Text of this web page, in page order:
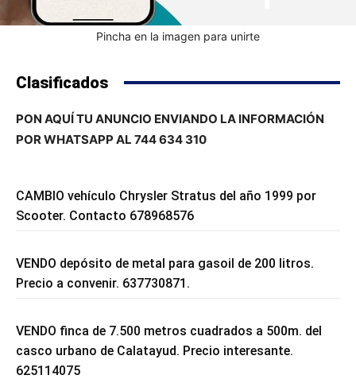
Pincha en la imagen para unirte
Clasificados
PON AQUÍ TU ANUNCIO ENVIANDO LA INFORMACIÓN
POR WHATSAPP AL 744 634 310
CAMBIO vehículo Chrysler Stratus del año 1999 por
Scooter. Contacto 678968576
VENDO depósito de metal para gasoil de 200 litros.
Precio a convenir. 637730871.
VENDO finca de 7.500 metros cuadrados a 500m. del
casco urbano de Calatayud. Precio interesante.
625114075